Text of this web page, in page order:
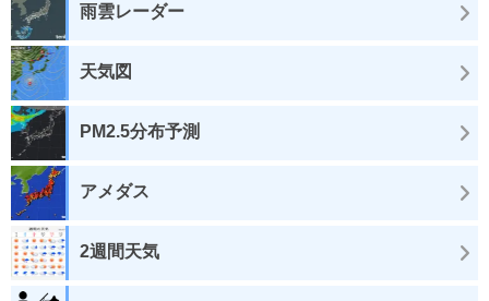
雨雲レーダー
天気図
PM2.5分布予測
アメダス
2週間天気